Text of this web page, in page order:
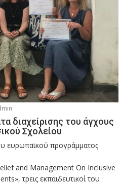
διαχείρισης του άγχους
Σχολείου
ευρωπαϊκού προγράμματος
and Management On Inclusive
τρεις εκπαιδευτικοί του